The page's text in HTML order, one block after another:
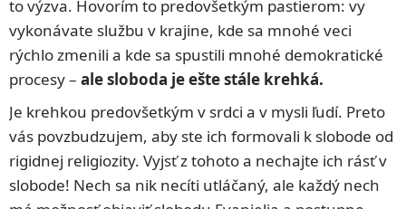
to výzva. Hovorím to predovšetkým pastierom: vy
vykonávate službu v krajine, kde sa mnohé veci
rýchlo zmenili a kde sa spustili mnohé demokratické
procesy – ale sloboda je ešte stále krehká.
Je krehkou predovšetkým v srdci a v mysli ľudí. Preto
vás povzbudzujem, aby ste ich formovali k slobode od
rigidnej religiozity. Vyjsť z tohoto a nechajte ich rásť v
slobode! Nech sa nik necíti utláčaný, ale každý nech